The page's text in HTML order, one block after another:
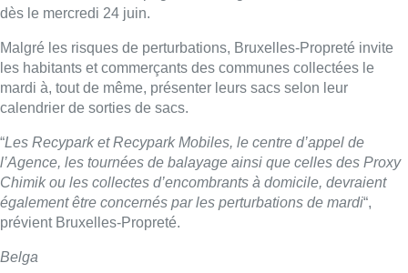
dès le mercredi 24 juin.
Malgré les risques de perturbations, Bruxelles-Propreté invite
les habitants et commerçants des communes collectées le
mardi à, tout de même, présenter leurs sacs selon leur
calendrier de sorties de sacs.
“Les Recypark et Recypark Mobiles, le centre d’appel de
l’Agence, les tournées de balayage ainsi que celles des Proxy
Chimik ou les collectes d’encombrants à domicile, devraient
également être concernés par les perturbations de mardi“,
prévient Bruxelles-Propreté.
Belga